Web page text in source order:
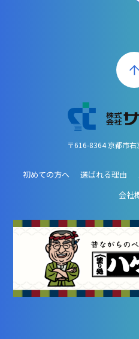
〒616-8364 京都市
初めての方へ 選ばれる理由
会社